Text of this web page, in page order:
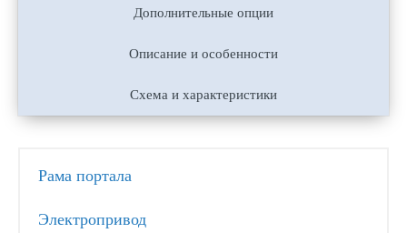
Дополнительные опции
Описание и особенности
Схема и характеристики
Рама портала
Электропривод